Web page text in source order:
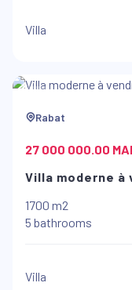
Villa
Rabat
27 000 000.00
Villa moderne à
1700 m2
5 bathrooms
Villa